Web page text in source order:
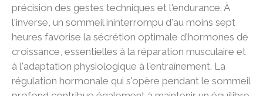
précision des gestes techniques et l'endurance. À
l'inverse, un sommeil ininterrompu d'au moins sept
heures favorise la sécrétion optimale d'hormones de
croissance, essentielles à la réparation musculaire et
à l'adaptation physiologique à l'entraînement. La
régulation hormonale qui s'opère pendant le sommeil